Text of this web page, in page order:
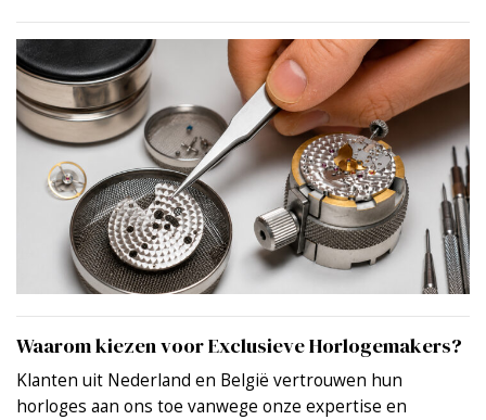
Waarom kiezen voor Exclusieve Horlogemakers?
Klanten uit Nederland en België vertrouwen hun
horloges aan ons toe vanwege onze expertise en